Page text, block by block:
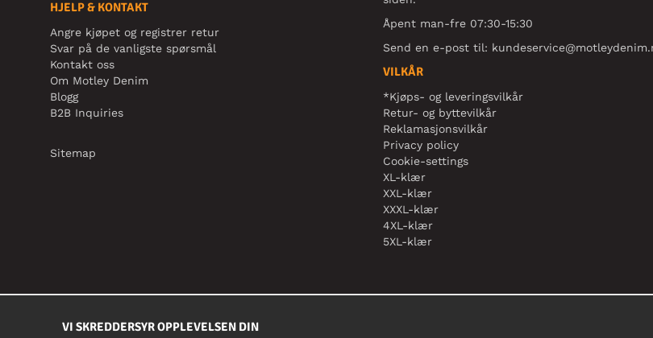
HJELP & KONTAKT
Angre kjøpet og registrer retur
Svar på de vanligste spørsmål
Kontakt oss
Om Motley Denim
Blogg
B2B Inquiries
Sitemap
Åpent man-fre 07:30-15:30
Send en e-post til:
VILKÅR
*Kjøps- og leveringsvilkår
Retur- og byttevilkår
Reklamasjonsvilkår
Privacy policy
Cookie-settings
XL-klær
XXL-klær
XXXL-klær
4XL-klær
5XL-klær
VI SKREDDERSYR OPPLEVELSEN DIN